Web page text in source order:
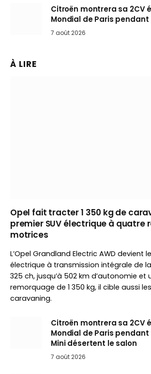
Citroën montrera sa 2CV
Mondial de Paris pendant
Mini désertent le salon
7 août 2026
À LIRE
Opel fait tracter 1 350 kg de
premier SUV électrique à quatre
motrices
L’Opel Grandland Electric AWD devient
électrique à transmission intégrale de
325 ch, jusqu’à 502 km d’autonomie
remorquage de 1 350 kg, il cible aussi
caravaning.
Citroën montrera sa 2CV
Mondial de Paris pendant
Mini désertent le salon
7 août 2026